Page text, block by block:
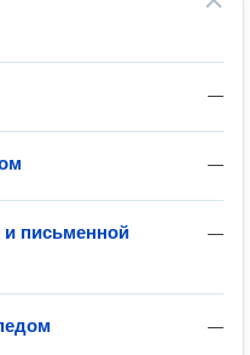
—
—
—
и письменной
—